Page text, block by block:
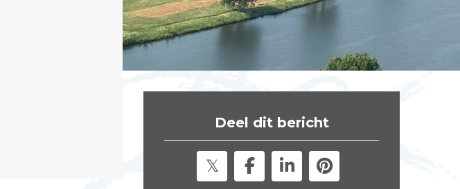
Deel dit bericht